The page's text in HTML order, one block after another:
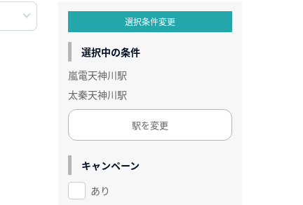
選択条件変更
選択中の条件
嵐電天神川駅
太秦天神川駅
駅を変更
キャンペーン
あり